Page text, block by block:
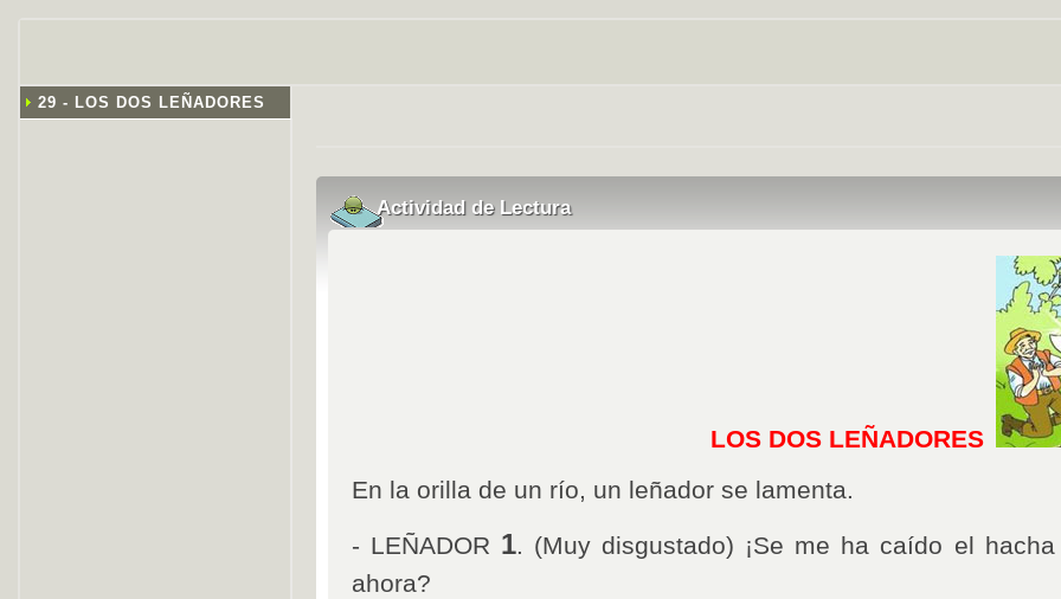
29 - LOS DOS LEÑADORES
Actividad de Lectura
LOS DOS LEÑADORES
En la orilla de un río, un leñador se lamenta.
- LEÑADOR 1. (Muy disgustado) ¡Se me ha caído el
ahora?